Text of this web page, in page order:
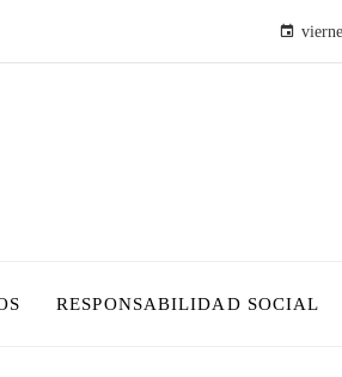
RESPONSABILIDAD SOCIAL